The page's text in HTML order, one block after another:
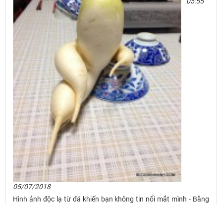
05/07/2018
Hình ảnh độc lạ từ đá khiến bạn không tin nổi mắt mình - Bằng